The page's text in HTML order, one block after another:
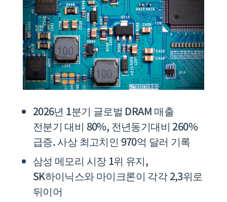
2026년 1분기 글로벌 DRAM 매출
전분기 대비 80%, 전년동기대비 260%
급증. 사상 최고치인 970억 달러 기록
삼성 메모리 시장 1위 유지,
SK하이닉스와 마이크론이 각각 2,3위로
뒤이어